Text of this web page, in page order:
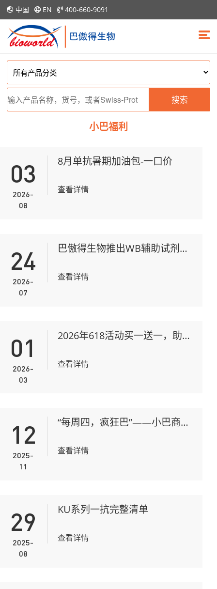
中国 EN 400-660-9091
搜索
小巴福利
03
2026-
08
8月单抗暑期加油包-一口价
查看详情
24
2026-
07
巴傲得生物推出WB辅助试剂套
程优化
查看详情
01
2026-
03
2026年618活动买一送一，助力
查看详情
12
2025-
11
“每周四，疯狂巴”——小巴商城
查看详情
29
2025-
08
KU系列一抗完整清单
查看详情